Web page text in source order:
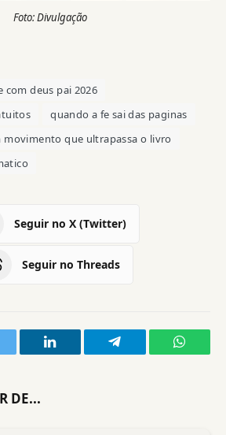
Foto: Divulgação
com deus pai 2026
quando a fe sai das paginas
movimento que ultrapassa o livro
Seguir no X (Twitter)
Seguir no Threads
LinkedIn Telegram
DE...